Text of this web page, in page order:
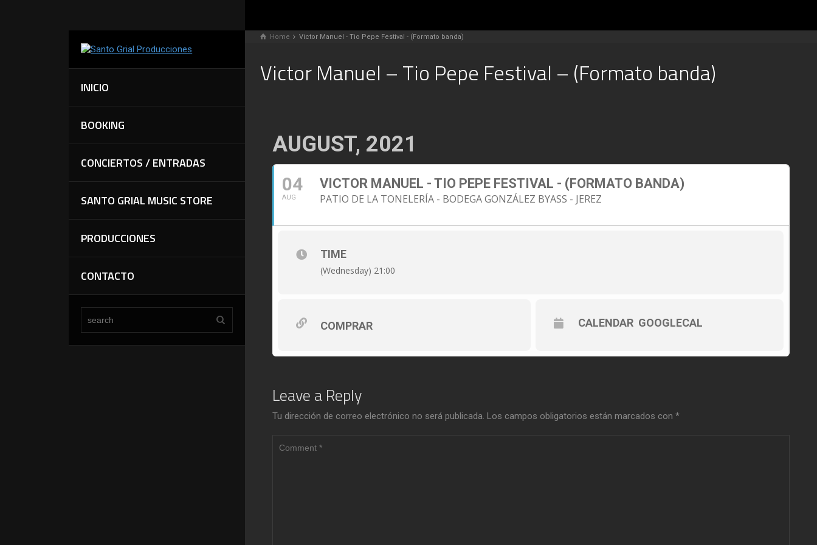
INICIO
BOOKING
CONCIERTOS / ENTRADAS
SANTO GRIAL MUSIC STORE
PRODUCCIONES
CONTACTO
Home Victor Manuel - Tio Pepe Festival - (Formato banda)
Victor Manuel – Tio Pepe Festival – (Formato banda)
AUGUST, 2021
04
AUG
VICTOR MANUEL - TIO PEPE FESTIVAL - (FORMATO BANDA)
PATIO DE LA TONELERÍA - BODEGA GONZÁLEZ BYASS - JEREZ
TIME
(Wednesday) 21:00
COMPRAR CALENDAR GOOGLECAL
Leave a Reply
Tu dirección de correo electrónico no será publicada. Los campos obligatorios están marcados con*